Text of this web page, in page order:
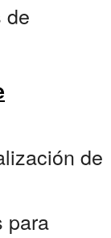
de
de
para